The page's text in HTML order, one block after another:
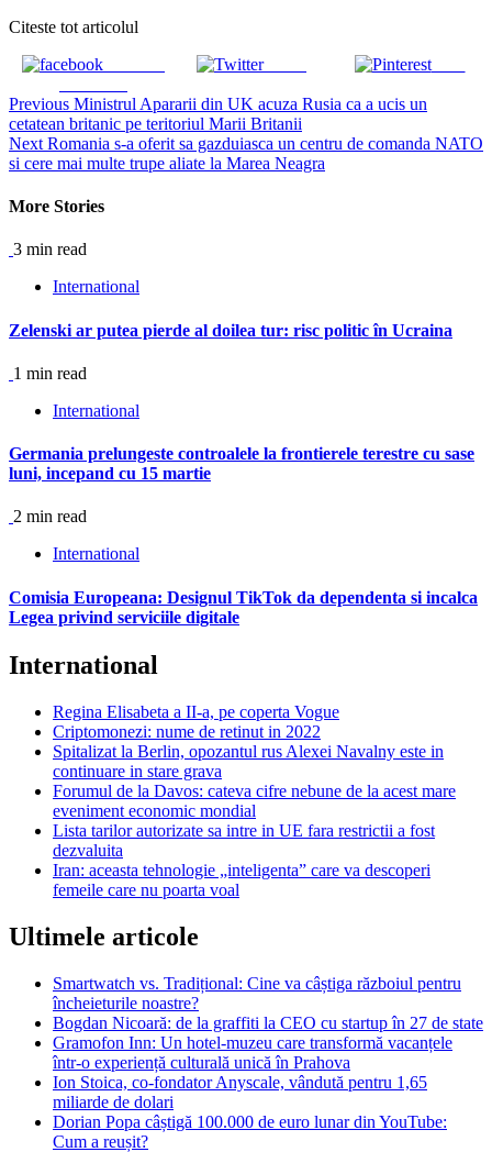
Citeste tot articolul
Tweet Save
Continue
Reading
Previous Ministrul Apararii din UK acuza Rusia ca a ucis un
cetatean britanic pe teritoriul Marii Britanii
Next Romania s-a oferit sa gazduiasca un centru de comanda NATO
si cere mai multe trupe aliate la Marea Neagra
More Stories
3 min read
International
Zelenski ar putea pierde al doilea tur: risc politic în Ucraina
1 min read
International
Germania prelungeste controalele la frontierele terestre cu sase
luni, incepand cu 15 martie
2 min read
International
Comisia Europeana: Designul TikTok da dependenta si incalca
Legea privind serviciile digitale
International
Regina Elisabeta a II-a, pe coperta Vogue
Criptomonezi: nume de retinut in 2022
Spitalizat la Berlin, opozantul rus Alexei Navalny este in
continuare in stare grava
Forumul de la Davos: cateva cifre nebune de la acest mare
eveniment economic mondial
Lista tarilor autorizate sa intre in UE fara restrictii a fost
dezvaluita
Iran: aceasta tehnologie „inteligenta” care va descoperi
femeile care nu poarta voal
Ultimele articole
Smartwatch vs. Tradițional: Cine va câștiga războiul pentru
încheieturile noastre?
Bogdan Nicoară: de la graffiti la CEO cu startup în 27 de state
Gramofon Inn: Un hotel-muzeu care transformă vacanțele
într-o experiență culturală unică în Prahova
Ion Stoica, co-fondator Anyscale, vândută pentru 1,65
miliarde de dolari
Dorian Popa câștigă 100.000 de euro lunar din YouTube:
Cum a reușit?